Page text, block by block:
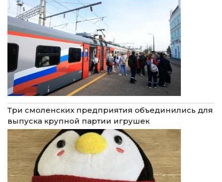
Три смоленских предприятия объединились для
выпуска крупной партии игрушек